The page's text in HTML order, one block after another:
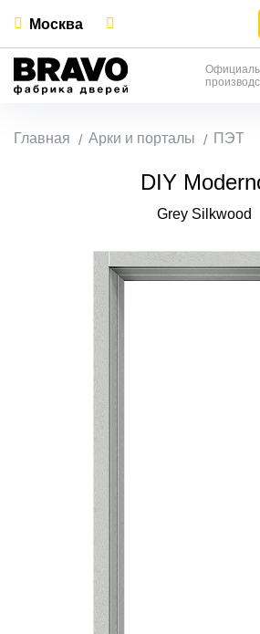
Москва
Главная Арки и порталы ПЭТ
DIY
Grey Silkwood